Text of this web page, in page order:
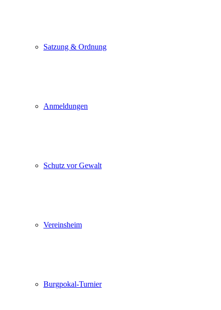
Satzung & Ordnung
Anmeldungen
Schutz vor Gewalt
Vereinsheim
Burgpokal-Turnier